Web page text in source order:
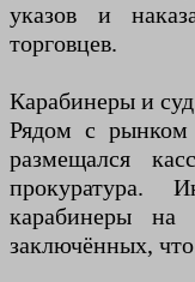
указов и
торговцев.
Карабинеры и
Рядом с рынком
размещался
прокуратура.
карабинеры на
заключённых,